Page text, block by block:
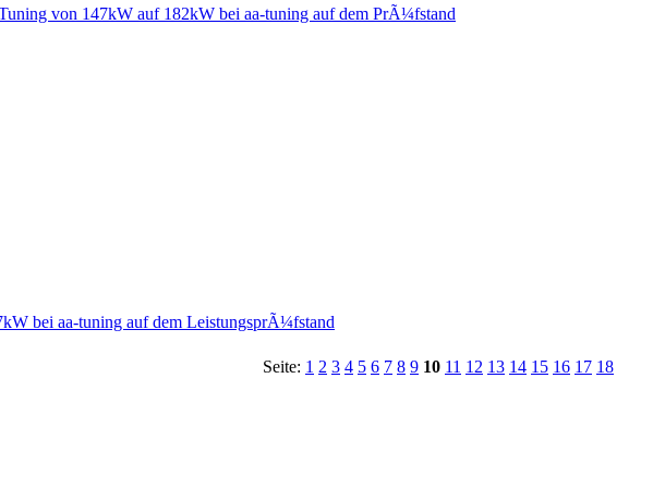
von 147kW auf 182kW bei aa-tuning auf dem PrÃ¼fstand
bei aa-tuning auf dem LeistungsprÃ¼fstand
Seite: 1 2 3 4 5 6 7 8 9 10 11 12 13 14 15 16 17 18